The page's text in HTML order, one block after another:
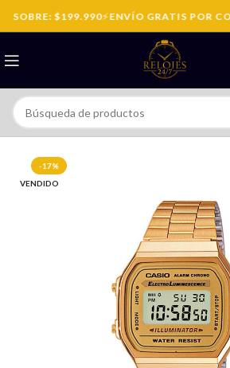
SOBRE: $199.990⚡ENVÍO GRATIS POR
-17%
VENDIDO